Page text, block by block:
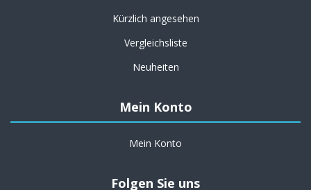
Kürzlich angesehen
Vergleichsliste
Neuheiten
Mein Konto
Mein Konto
Folgen Sie uns